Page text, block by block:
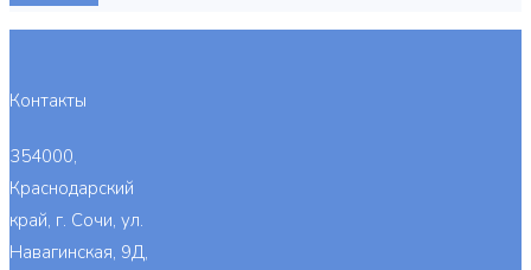
Контакты
354000,
Краснодарский
край, г. Сочи, ул.
Навагинская, 9Д,